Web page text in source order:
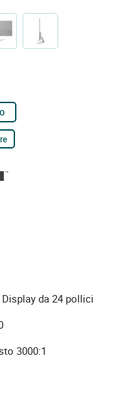
da 24 pollici
3000:1